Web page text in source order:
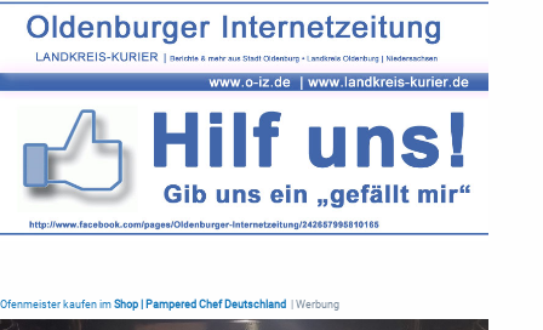
Ofenmeister kaufen im Shop | Pampered Chef Deutschland | Werbung